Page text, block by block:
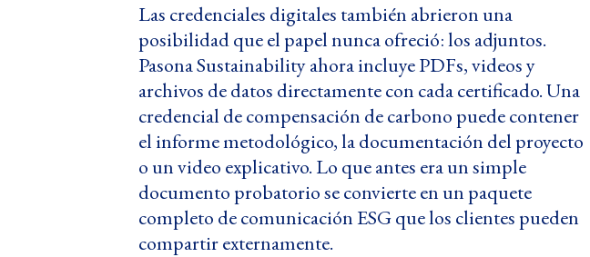
Las credenciales digitales también abrieron una
posibilidad que el papel nunca ofreció: los adjuntos.
Pasona Sustainability ahora incluye PDFs, videos y
archivos de datos directamente con cada certificado. Una
credencial de compensación de carbono puede contener
el informe metodológico, la documentación del proyecto
o un video explicativo. Lo que antes era un simple
documento probatorio se convierte en un paquete
completo de comunicación ESG que los clientes pueden
compartir externamente.